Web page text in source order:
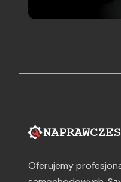
Oferujemy